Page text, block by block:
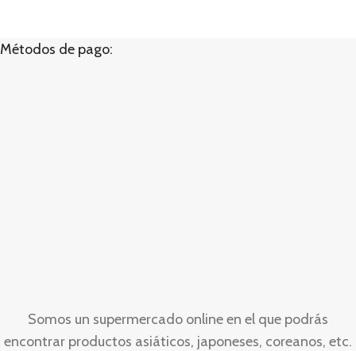
Métodos de pago:
Somos un supermercado online en el que podrás
encontrar productos asiáticos, japoneses, coreanos, etc.